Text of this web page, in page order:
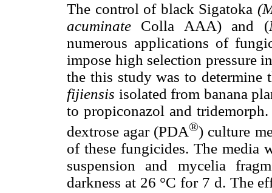
The control of black Sigatoka
acuminate Colla AAA) and (
numerous applications of
impose high selection pressure
the this study was to determine
fijiensis isolated from banana
to propiconazol and
dextrose agar (PDA®) culture
of these fungicides. The media
suspension and mycelia
darkness at 26 °C for 7 d. The